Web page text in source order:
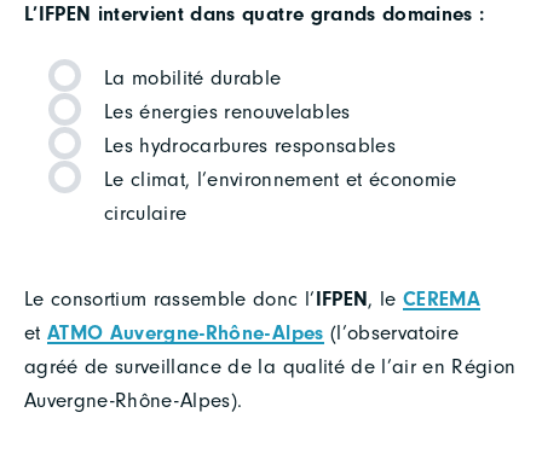
L’IFPEN intervient dans quatre grands domaines :
La mobilité durable
Les énergies renouvelables
Les hydrocarbures responsables
Le climat, l’environnement et économie
circulaire
Le consortium rassemble donc l’IFPEN, le CEREMA
etATMO Auvergne-Rhône-Alpes (l’observatoire
agréé de surveillance de la qualité de l’air en Région
Auvergne-Rhône-Alpes).